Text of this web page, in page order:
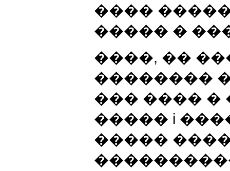
����
����� �
����, ��
��������
��� ���� �
����� i
�����